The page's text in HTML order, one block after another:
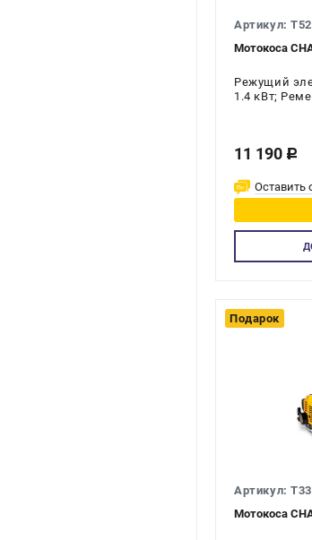
Артикул:
Мотокоса
Режущий
1.4 кВт;
11 190 c
Оставить
Подарок
Артикул:
Мотокоса